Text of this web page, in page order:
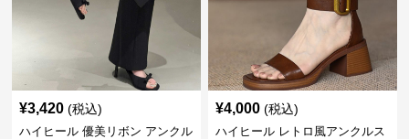
¥3,420 (税込)
ハイヒール 優美リボン アンクル
¥4,000 (税込)
ハイヒール レトロ風アンクルス